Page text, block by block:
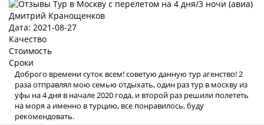
Дмитрий Кранощенков
Дата: 2021-08-27
Качество
Стоимость
Сроки
Доброго времени суток всем! советую данную тур агенство! 2
раза отправлял мою семью отдыхать, один раз тур в москву из
уфы на 4 дня в начале 2020 года, и второй раз решили полететь
на моря а именно в турцию, все понравилось, буду
рекомендовать.